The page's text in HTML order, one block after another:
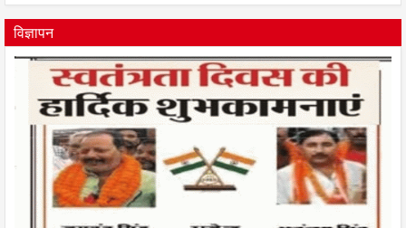
विज्ञापन